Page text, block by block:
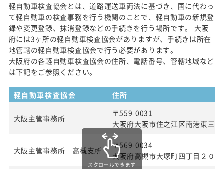
軽自動車検査協会とは、道路運送車両法に基づき、国に代わっ
て軽自動車の検査事務を行う機関のことで、軽自動車の新規登
録や変更登録、抹消登録などの手続きを行う場所です。 大阪
府には3ヶ所の軽自動車検査協会がありますが、手続きは所在
地管轄の軽自動車検査協会で行う必要があります。
大阪府の各軽自動車検査協会の住所、電話番号、管轄地域など
は下記をご参照ください。
軽自動車検査協会 住所
大阪主管事務所
〒559-0031
大阪府大阪市住之江区南港東三
大阪主管事務所 高槻支所
〒569-0034
大阪府高槻市大塚町四丁目２０
スクロールできます